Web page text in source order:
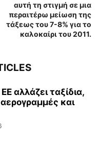
αυτή τη στιγμή σε μια
περαιτέρω μείωση της
τάξεως του 7-8% για το
καλοκαίρι του 2011.
αλλάζει ταξίδια,
και